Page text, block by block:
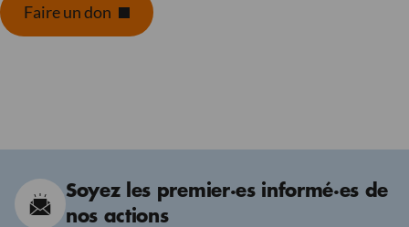
Faire un don
Soyez les premier·es informé·es de
nos actions